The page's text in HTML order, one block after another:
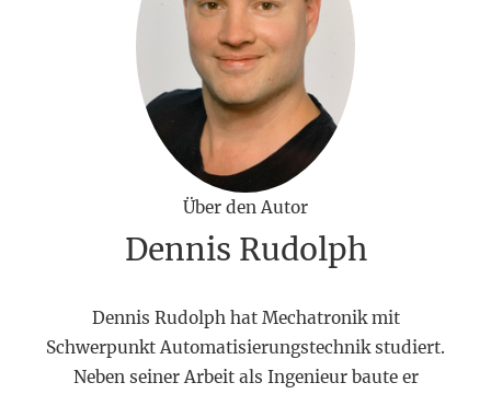
Über den Autor
Dennis Rudolph
Dennis Rudolph hat Mechatronik mit
Schwerpunkt Automatisierungstechnik studiert.
Neben seiner Arbeit als Ingenieur baute er